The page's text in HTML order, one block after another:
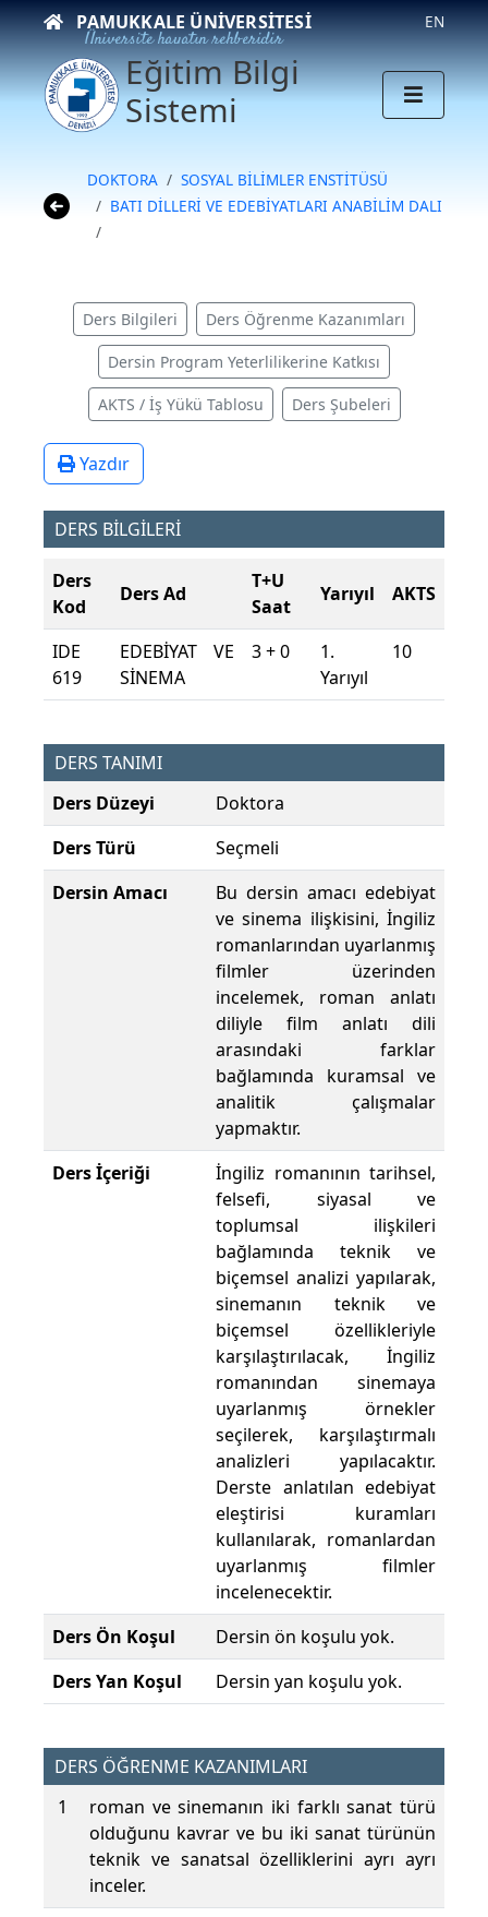
PAMUKKALE ÜNIVERSITESI
Üniversite hayatın rehberidir
EN
Eğitim Bilgi
Sistemi
DOKTORA
SOSYAL BİLİMLER ENSTİTÜSÜ
BATI DİLLERİ VE EDEBİYATLARI ANABİLİM DALI
Ders Bilgileri Ders Öğrenme Kazanımları
Dersin Program Yeterlilikerine Katkısı
AKTS / İş Yükü Tablosu Ders Şubeleri
Yazdır
DERS BİLGİLERİ
Ders
Kod
Ders Ad
T+U
Saat
Yarıyıl AKTS
IDE
619
EDEBİYAT VE
SİNEMA
3 + 0
1.
Yarıyıl
10
DERS TANIMI
Ders Düzeyi
Doktora
Ders Türü
Seçmeli
Dersin Amacı
Bu dersin amacı edebiyat
ve sinema ilişkisini, İngiliz
romanlarından uyarlanmış
filmler üzerinden
incelemek, roman anlatı
diliyle film anlatı dili
arasındaki farklar
bağlamında kuramsal ve
analitik çalışmalar
yapmaktır.
Ders İçeriği
İngiliz romanının tarihsel,
felsefi, siyasal ve
toplumsal ilişkileri
bağlamında teknik ve
biçemsel analizi yapılarak,
sinemanın teknik ve
biçemsel özellikleriyle
karşılaştırılacak, İngiliz
romanından sinemaya
uyarlanmış örnekler
seçilerek, karşılaştırmalı
analizleri yapılacaktır.
Derste anlatılan edebiyat
eleştirisi kuramları
kullanılarak, romanlardan
uyarlanmış filmler
incelenecektir.
Ders Ön Koşul
Dersin ön koşulu yok.
Ders Yan Koşul
Dersin yan koşulu yok.
DERS ÖĞRENME KAZANIMLARI
1
roman ve sinemanın iki farklı sanat türü
olduğunu kavrar ve bu iki sanat türünün
teknik ve sanatsal özelliklerini ayrı ayrı
inceler.